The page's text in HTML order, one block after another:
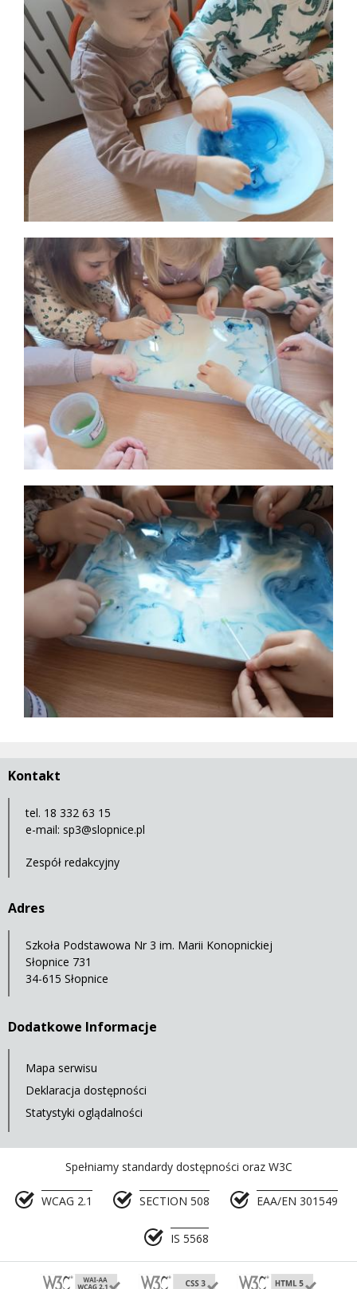
Kontakt
tel. 18 332 63 15
e-mail: sp3@slopnice.pl
Zespół redakcyjny
Adres
Szkoła Podstawowa Nr 3 im. Marii Konopnickiej
Słopnice 731
34-615 Słopnice
Dodatkowe Informacje
Mapa serwisu
Deklaracja dostępności
Statystyki oglądalności
Spełniamy standardy dostępności oraz W3C
WCAG 2.1 SECTION 508 EAA/EN 301549
IS 5568